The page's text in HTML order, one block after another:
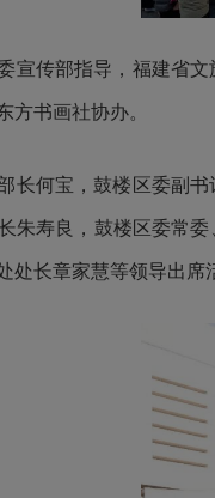
宣传部指导，福建省
方书画社协办。
长何宝，鼓楼区委副
朱寿良，鼓楼区委常
处长章家慧等领导出席